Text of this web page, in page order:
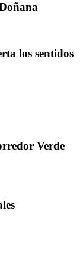
los sentidos
Verde